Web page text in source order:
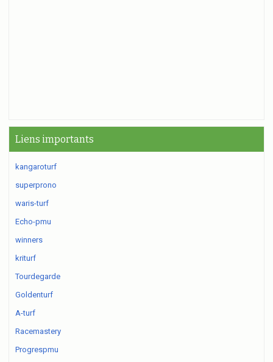
Liens importants
kangaroturf
superprono
waris-turf
Echo-pmu
winners
kriturf
Tourdegarde
Goldenturf
A-turf
Racemastery
Progrespmu